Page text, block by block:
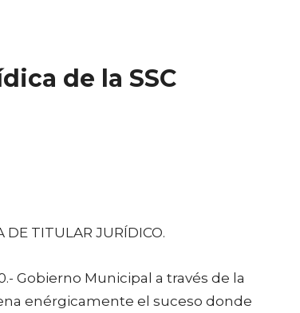
de la SSC
DE TITULAR JURÍDICO.
Gobierno Municipal a través de la
enérgicamente el suceso donde